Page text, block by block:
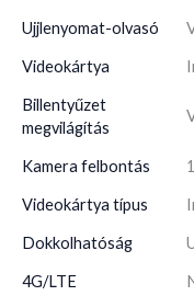
Ujjlenyomat-olvasó
Videokártya
Billentyűzet
megvilágítás
Kamera felbontás 1
Videokártya típus
Dokkolhatóság
4G/LTE